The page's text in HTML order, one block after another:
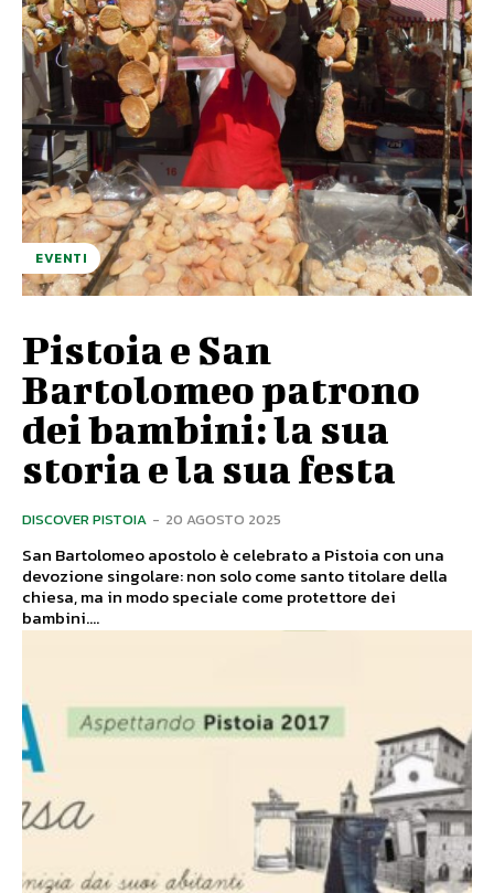
EVENTI
Pistoia e San
Bartolomeo patrono
dei bambini: la sua
storia e la sua festa
DISCOVER PISTOIA - 20 AGOSTO 2025
San Bartolomeo apostolo è celebrato a Pistoia con una
devozione singolare: non solo come santo titolare della
chiesa, ma in modo speciale come protettore dei
bambini....